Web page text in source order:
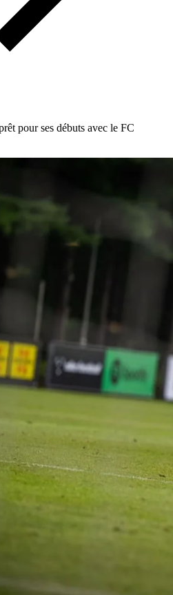
pour ses débuts avec le FC